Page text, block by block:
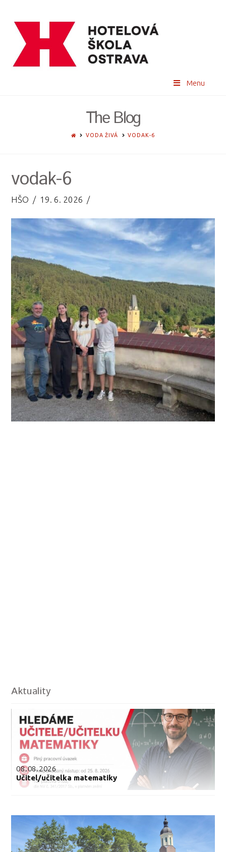
Menu
The Blog
HOMEVODA ŽIVÁ VODAK-6
vodak-6
HŠO 19. 6. 2026
Aktuality
08.08.2026
Učitel/učitelka matematiky